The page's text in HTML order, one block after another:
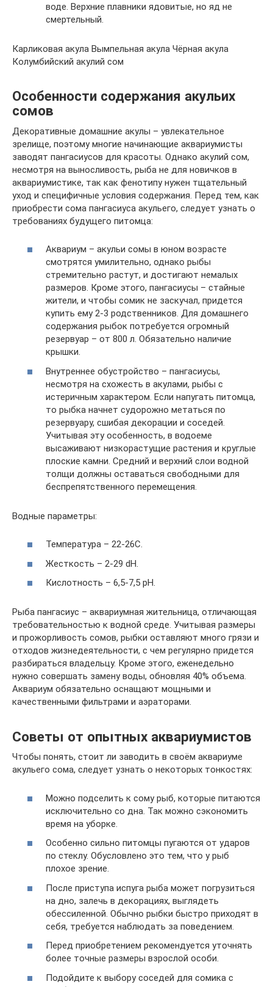
воде. Верхние плавники ядовитые, но яд не
смертельный.
Карликовая акула Вымпельная акула Чёрная акула
Колумбийский акулий сом
Особенности содержания акульих
сомов
Декоративные домашние акулы – увлекательное
зрелище, поэтому многие начинающие аквариумисты
заводят пангасиусов для красоты. Однако акулий сом,
несмотря на выносливость, рыба не для новичков в
аквариумистике, так как фенотипу нужен тщательный
уход и специфичные условия содержания. Перед тем, как
приобрести сома пангасиуса акульего, следует узнать о
требованиях будущего питомца:
Аквариум – акульи сомы в юном возрасте
смотрятся умилительно, однако рыбы
стремительно растут, и достигают немалых
размеров. Кроме этого, пангасиусы – стайные
жители, и чтобы сомик не заскучал, придется
купить ему 2-3 родственников. Для домашнего
содержания рыбок потребуется огромный
резервуар – от 800 л. Обязательно наличие
крышки.
Внутреннее обустройство – пангасиусы,
несмотря на схожесть в акулами, рыбы с
истеричным характером. Если напугать питомца,
то рыбка начнет судорожно метаться по
резервуару, сшибая декорации и соседей.
Учитывая эту особенность, в водоеме
высаживают низкорастущие растения и круглые
плоские камни. Средний и верхний слои водной
толщи должны оставаться свободными для
беспрепятственного перемещения.
Водные параметры:
Температура – 22-26C.
Жесткость – 2-29 dH.
Кислотность – 6,5-7,5 pH.
Рыба пангасиус – аквариумная жительница, отличающая
требовательностью к водной среде. Учитывая размеры
и прожорливость сомов, рыбки оставляют много грязи и
отходов жизнедеятельности, с чем регулярно придется
разбираться владельцу. Кроме этого, еженедельно
нужно совершать замену воды, обновляя 40% объема.
Аквариум обязательно оснащают мощными и
качественными фильтрами и аэраторами.
Советы от опытных аквариумистов
Чтобы понять, стоит ли заводить в своём аквариуме
акульего сома, следует узнать о некоторых тонкостях:
Можно подселить к сому рыб, которые питаются
исключительно со дна. Так можно сэкономить
время на уборке.
Особенно сильно питомцы пугаются от ударов
по стеклу. Обусловлено это тем, что у рыб
плохое зрение.
После приступа испуга рыба может погрузиться
на дно, залечь в декорациях, выглядеть
обессиленной. Обычно рыбки быстро приходят в
себя, требуется наблюдать за поведением.
Перед приобретением рекомендуется уточнять
более точные размеры взрослой особи.
Подойдите к выбору соседей для сомика с